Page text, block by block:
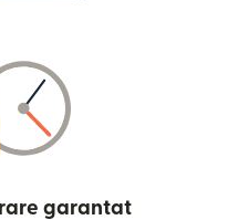
garantat